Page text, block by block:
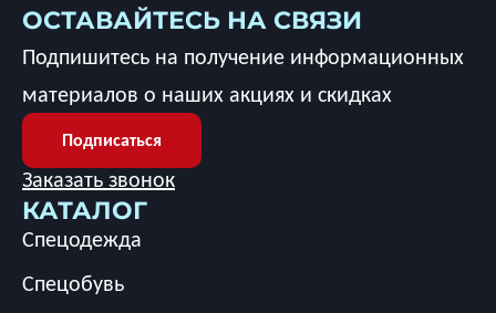
КАТАЛОГ
Спецодежда
Спецобувь
ОСТАВАЙТЕСЬ НА СВЯЗИ
Подпишитесь на получение информационных
материалов о наших акциях и скидках
Подписаться
Заказать звонок